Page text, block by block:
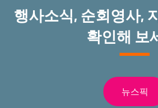
행사소식, 순회영사,
확인해 보
뉴스픽